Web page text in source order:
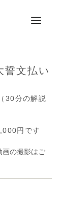
誓文払い
（30分の解説
円です
画の撮影はご